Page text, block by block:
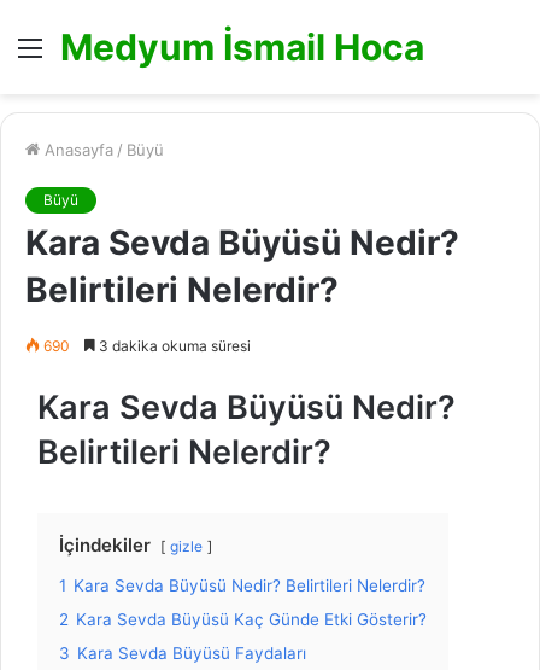
MenüMedyum İsmail Hoca
Anasayfa / Büyü
Büyü
Kara Sevda Büyüsü Nedir?
Belirtileri Nelerdir?
690 3 dakika okuma süresi
Kara Sevda Büyüsü Nedir?
Belirtileri Nelerdir?
İçindekiler gizle
1 Kara Sevda Büyüsü Nedir? Belirtileri Nelerdir?
2 Kara Sevda Büyüsü Kaç Günde Etki Gösterir?
3 Kara Sevda Büyüsü Faydaları